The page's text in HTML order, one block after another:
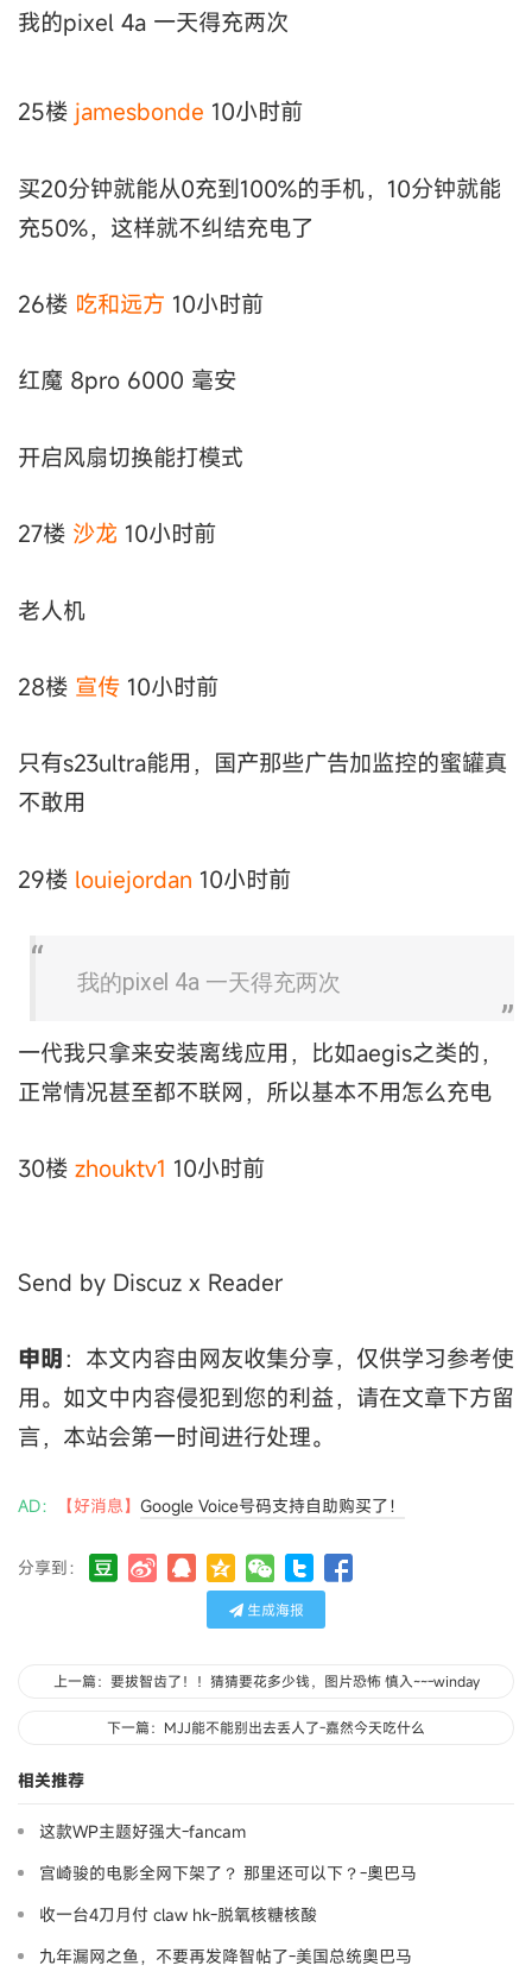
我的pixel 4a 一天得充两次
25楼 jamesbonde 10小时前
买20分钟就能从0充到100%的手机，10分钟就能
充50%，这样就不纠结充电了
26楼 吃和远方 10小时前
红魔 8pro 6000 毫安
开启风扇切换能打模式
27楼 沙龙 10小时前
老人机
28楼 宣传 10小时前
只有s23ultra能用，国产那些广告加监控的蜜罐真
不敢用
29楼 louiejordan 10小时前
我的pixel 4a 一天得充两次
一代我只拿来安装离线应用，比如aegis之类的，
正常情况甚至都不联网，所以基本不用怎么充电
30楼 zhouktv1 10小时前
Send by Discuz x Reader
申明 ：本文内容由网友收集分享，仅供学习参考使
用。如文中内容侵犯到您的利益，请在文章下方留
言，本站会第一时间进行处理。
AD： 【好消息】 Google Voice号码支持自助购买了！
分享到：
生成海报
上一篇：要拔智齿了！！猜猜要花多少钱，图片恐怖 慎入~~-winday
下一篇：MJJ能不能别出去丢人了-嘉然今天吃什么
相关推荐
这款WP主题好强大-fancam
宫崎骏的电影全网下架了？ 那里还可以下？-奧巴马
收一台4刀月付 claw hk-脱氧核糖核酸
九年漏网之鱼，不要再发降智帖了-美国总统奥巴马